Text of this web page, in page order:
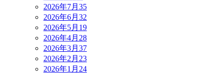
2026年7月 35
2026年6月 32
2026年5月 19
2026年4月 28
2026年3月 37
2026年2月 23
2026年1月 24